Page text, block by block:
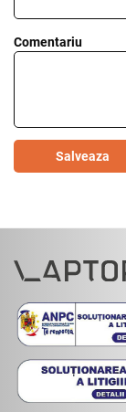
Comentariu
Salveaza